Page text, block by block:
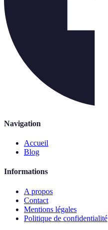
Navigation
Accueil
Blog
Informations
A propos
Contact
Mentions légales
Politique de confidentialité